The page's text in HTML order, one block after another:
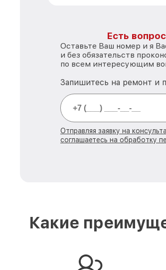
Есть
Оставьте Ваш номер и я
и без обязательств
по всем интересующим
Запишитесь на ремонт и
Отправляя заявку на
соглашаетесь на обработку
Какие